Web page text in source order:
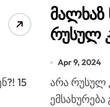
მალხაზ
რუსულ
Apr 9, 2024
არა რუსულ კანონს!ტყუილია, ეს კანონი არ